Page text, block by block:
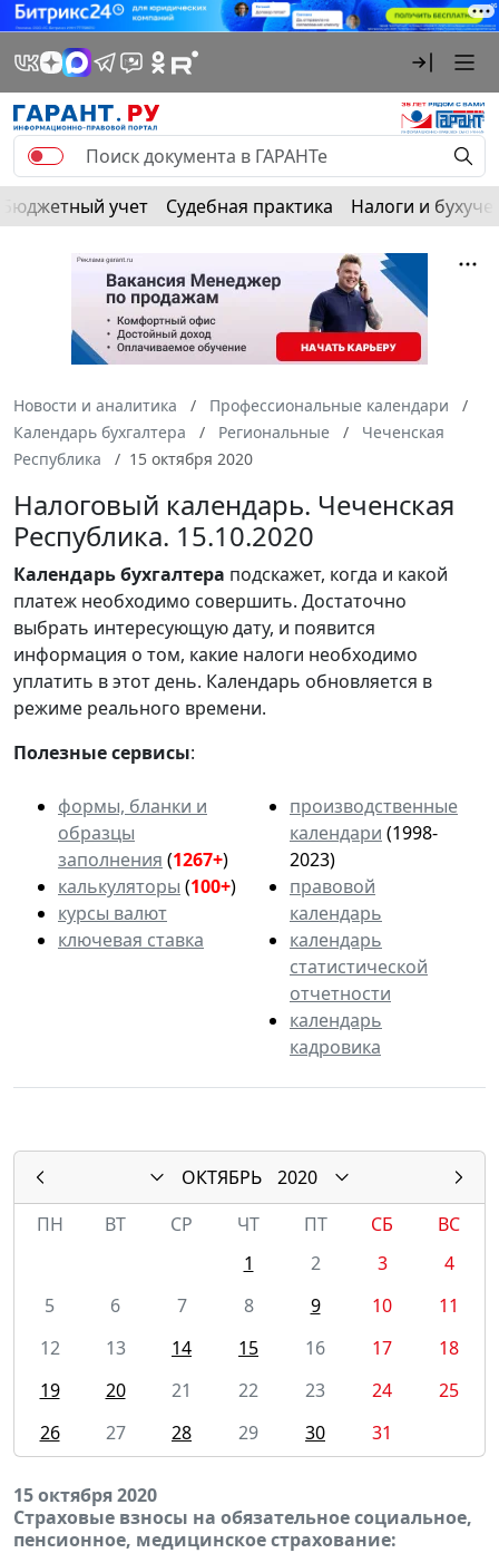
Бюджетный учет Судебная практика Налоги и
Новости и аналитика
Профессиональные календари
Календарь бухгалтера
Региональные
Чеченская
Республика
15 октября 2020
Налоговый календарь. Чеченская
Республика. 15.10.2020
Календарьбухгалтера подскажет, когда и какой
платеж необходимо совершить. Достаточно
выбрать интересующую дату, и появится
информация о том, какие налоги необходимо
уплатить в этот день. Календарь обновляется в
режиме реального времени.
Полезные сервисы:
формы, бланки и
образцы
заполнения (1267+)
калькуляторы (100+)
курсы валют
ключевая ставка
производственные
календари (1998-
2023)
правовой
календарь
календарь
статистической
отчетности
календарь
кадровика
ОКТЯБРЬ
2020
ПН
ВТ СР ЧТ ПТ СБ
ВС
1
2 3
4
5
6 7 8 9 10
11
12
13 14 15 16 17
18
19
20 21 22 23 24
25
26
27 28 29 30 31
15 октября 2020
Страховые взносы на обязательное социальное,
пенсионное, медицинское страхование: